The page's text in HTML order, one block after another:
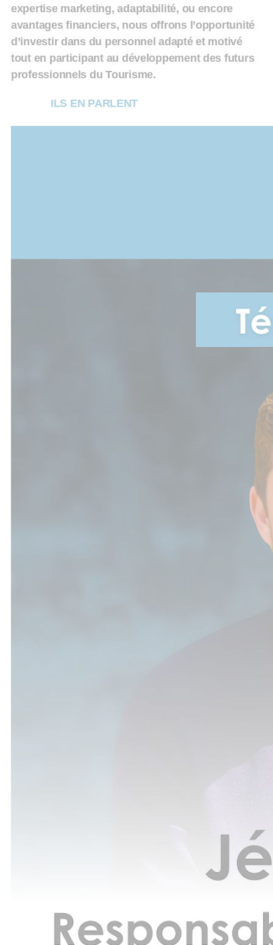
expertise marketing, adaptabilité, ou encore
avantages financiers, nous offrons l’opportunité
d’investir dans du personnel adapté et motivé
tout en participant au développement des futurs
professionnels du Tourisme.
ILS EN PARLENT